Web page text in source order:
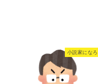
小説家になろ